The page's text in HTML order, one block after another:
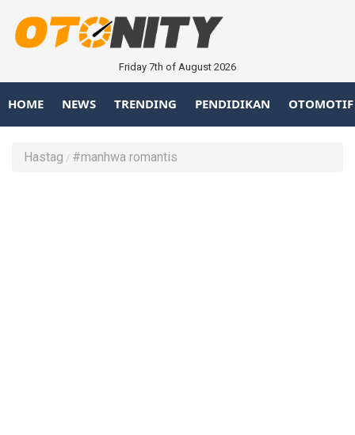
Friday 7th of August 2026
HOME NEWS TRENDING PENDIDIKAN OTOMOTIF
Hastag #manhwa romantis